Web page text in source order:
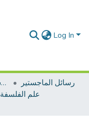
Log In
الرسائل والأطروحات الأكاديمية
رسائل الماجستير
علم الفلسفة